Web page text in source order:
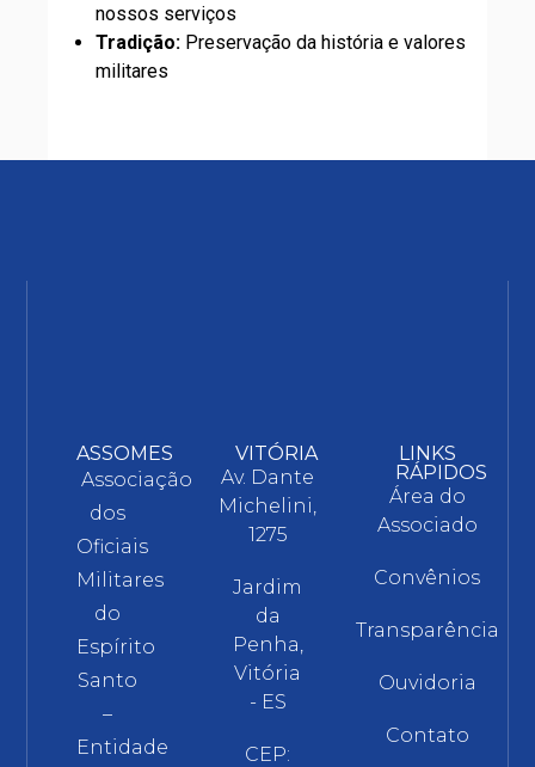
nossos serviços
Tradição: Preservação da história e valores
militares
ASSOMES
Associação
dos
Oficiais
Militares
do
Espírito
Santo
–
Entidade
VITÓRIA
Av. Dante
Michelini,
1275
Jardim
da
Penha,
Vitória
- ES
CEP:
LINKS
RÁPIDOS
Área do
Associado
Convênios
Transparência
Ouvidoria
Contato